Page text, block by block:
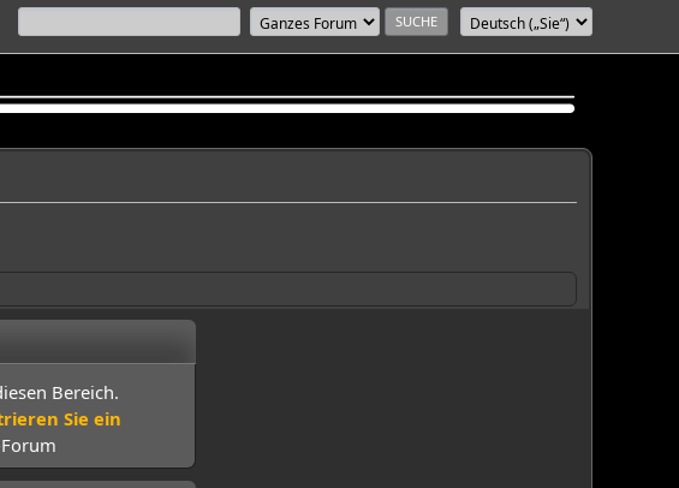
Bereich.
Sie ein